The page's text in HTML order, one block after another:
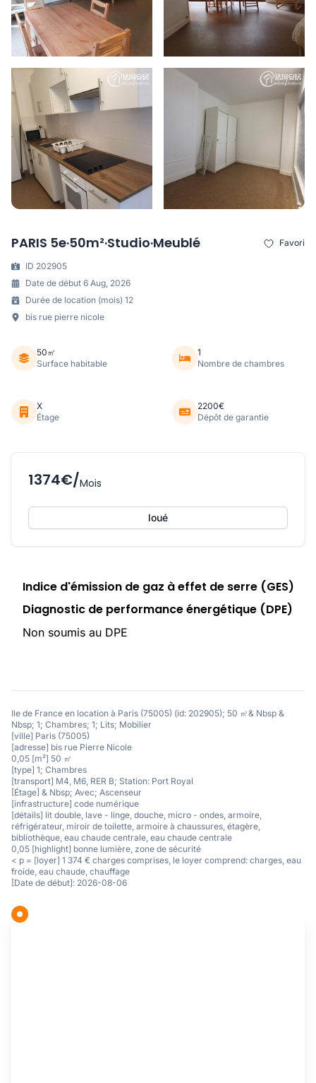
PARIS 5e·50m²·Studio·Meublé Favori
ID 202905
Date de début 6 Aug, 2026
Durée de location (mois) 12
bis rue pierre nicole
50㎡
Surface habitable
1
Nombre de chambres
X
Étage
2200€
Dépôt de garantie
1374€/Mois
loué
Indice d'émission de gaz à effet de serre (GES)
Diagnostic de performance énergétique (DPE)
Non soumis au DPE
Ile de France en location à Paris (75005) (id: 202905); 50 ㎡& Nbsp &
Nbsp; 1; Chambres; 1; Lits; Mobilier
[ville] Paris (75005)
[adresse] bis rue Pierre Nicole
0,05 [m²] 50 ㎡
[type] 1; Chambres
[transport] M4, M6, RER B; Station: Port Royal
[Étage] & Nbsp; Avec; Ascenseur
[infrastructure] code numérique
[détails] lit double, lave - linge, douche, micro - ondes, armoire,
réfrigérateur, miroir de toilette, armoire à chaussures, étagère,
bibliothèque, eau chaude centrale, eau chaude centrale
0,05 [highlight] bonne lumière, zone de sécurité
< p = [loyer] 1 374 € charges comprises, le loyer comprend: charges, eau
froide, eau chaude, chauffage
[Date de début]: 2026-08-06